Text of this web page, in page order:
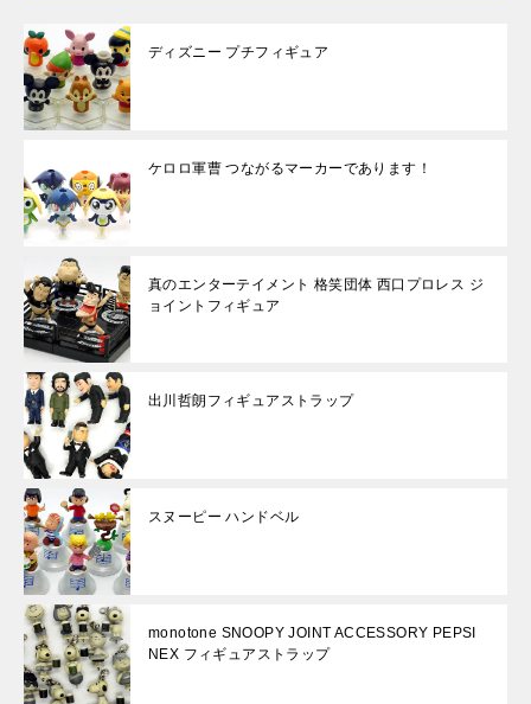
ディズニー プチフィギュア
ケロロ軍曹 つながるマーカーであります！
真のエンターテイメント 格笑団体 西口プロレス ジ
ョイントフィギュア
出川哲朗フィギュアストラップ
スヌーピー ハンドベル
monotone SNOOPY JOINT ACCESSORY PEPSI
NEX フィギュアストラップ